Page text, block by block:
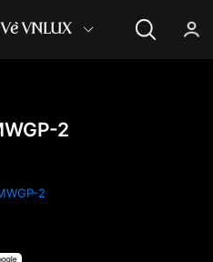
Về VNLUX
2
2